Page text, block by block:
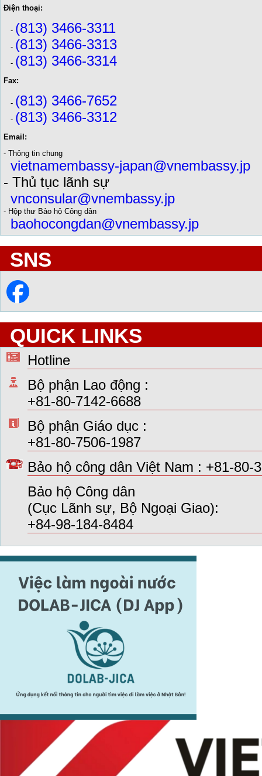
Điện thoại:
- (813) 3466-3311
- (813) 3466-3313
- (813) 3466-3314
Fax:
- (813) 3466-7652
- (813) 3466-3312
Email:
- Thông tin chung
vietnamembassy-japan@vnembassy.jp
- Thủ tục lãnh sự
vnconsular@vnembassy.jp
- Hộp thư Bảo hộ Công dân
baohocongdan@vnembassy.jp
SNS
QUICK LINKS
Hotline
Bộ phận Lao động :
+81-80-7142-6688
Bộ phận Giáo dục :
+81-80-7506-1987
Bảo hộ công dân Việt Nam : +81-80-
Bảo hộ Công dân
(Cục Lãnh sự, Bộ Ngoại Giao):
+84-98-184-8484